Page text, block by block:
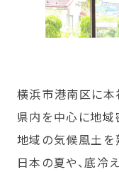
横浜市港南区に本
県内を中心に地域
地域の気候風土を
日本の夏や、底冷